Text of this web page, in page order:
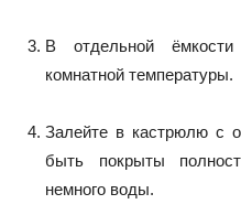
В отдельной
комнатной температуры.
Залейте в кастрюлю с
быть покрыты
немного воды.